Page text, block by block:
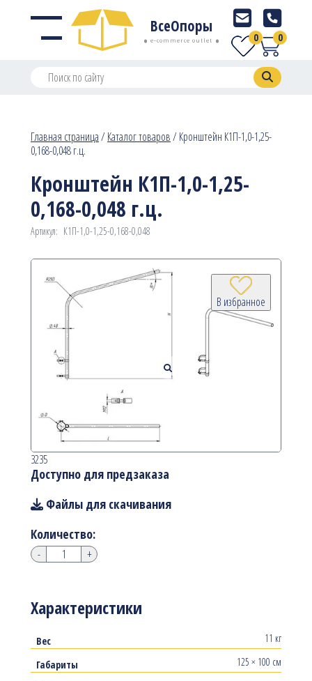
ВсеОпоры
e-commerce outlet 0
0
Главная страница/Каталог товаров/Кронштейн К1П-1,0-1,25-
0,168-0,048 г.ц.
Кронштейн К1П-1,0-1,25-
0,168-0,048 г.ц.
Артикул: К1П-1,0-1,25-0,168-0,048
В избранное
Характеристики
Вес
11 кг
Габариты
125 × 100 см
3235
Доступно для предзаказа
Файлы для скачивания
Количество:
- +